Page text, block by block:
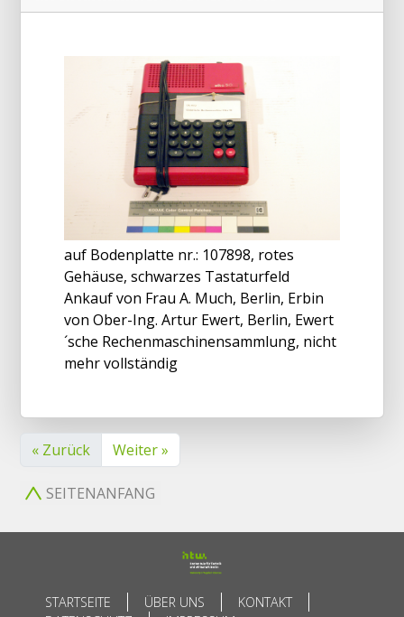
auf Bodenplatte nr.: 107898, rotes
Gehäuse, schwarzes Tastaturfeld
Ankauf von Frau A. Much, Berlin, Erbin
von Ober-Ing. Artur Ewert, Berlin, Ewert
´sche Rechenmaschinensammlung, nicht
mehr vollständig
« Zurück Weiter »
SEITENANFANG
STARTSEITE ÜBER UNS
KONTAKT